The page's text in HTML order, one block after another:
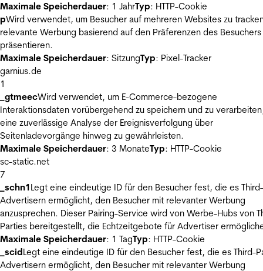
Maximale Speicherdauer: 1 JahrTyp: HTTP-Cookie
pWird verwendet, um Besucher auf mehreren Websites zu
relevante Werbung basierend auf den Präferenzen des Besuchers
präsentieren.
Maximale Speicherdauer: SitzungTyp: Pixel-Tracker
garnius.de
1
_gtmeecWird verwendet, um E-Commerce-bezogene
Interaktionsdaten vorübergehend zu speichern und zu
eine zuverlässige Analyse der Ereignisverfolgung über
Seitenladevorgänge hinweg zu gewährleisten.
Maximale Speicherdauer: 3 MonateTyp: HTTP-Cookie
sc-static.net
7
_schn1Legt eine eindeutige ID für den Besucher fest, die es
Advertisern ermöglicht, den Besucher mit relevanter Werbung
anzusprechen. Dieser Pairing-Service wird von Werbe-Hubs von
Parties bereitgestellt, die Echtzeitgebote für Advertiser
Maximale Speicherdauer: 1 TagTyp: HTTP-Cookie
_scidLegt eine eindeutige ID für den Besucher fest, die es Third-
Advertisern ermöglicht, den Besucher mit relevanter Werbung